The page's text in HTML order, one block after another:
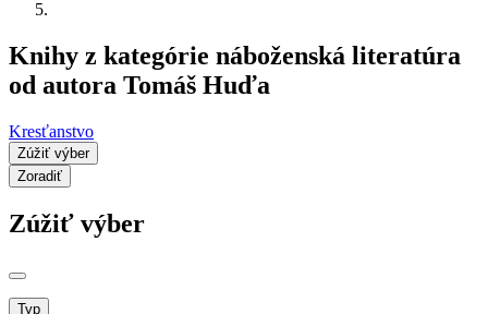
Knihy z kategórie náboženská literatúra
od autora Tomáš Huďa
Kresťanstvo
Zúžiť výber
Zoradiť
Zúžiť výber
Typ